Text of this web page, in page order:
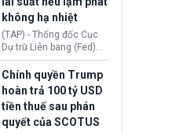
Hope (bang Kentucky).
Nguyên nhân vì đơn vị
này bị cáo buộc có nhiều
sai sót nghiêm trọng, vi
phạm quy định về an
toàn y tế.
không hạ nhiệt
(TAP) - Thống đốc Cục
Dự trữ Liên bang (Fed)
Lisa Cook nói sẽ ủng hộ
tăng lãi suất nếu lạm
phát ở Hoa Kỳ không tiếp
tục giảm trong thời gian
tới.
Chính quyền Trump
hoàn trả 100 tỷ USD
tiền thuế sau phán
quyết của SCOTUS